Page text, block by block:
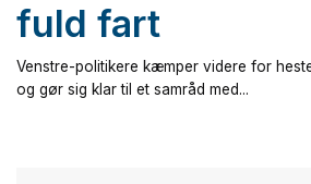
fuld fart
Venstre-politikere kæmper videre for
og gør sig klar til et samråd med...